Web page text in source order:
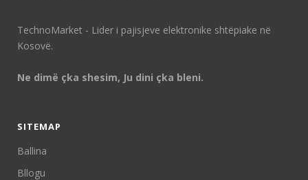
TechnoMarket - Lider i pajisjeve elektronike shtëpiake në
Kosovë.
Ne dimë çka shesim, Ju dini çka bleni.
SITEMAP
Ballina
Bllogu